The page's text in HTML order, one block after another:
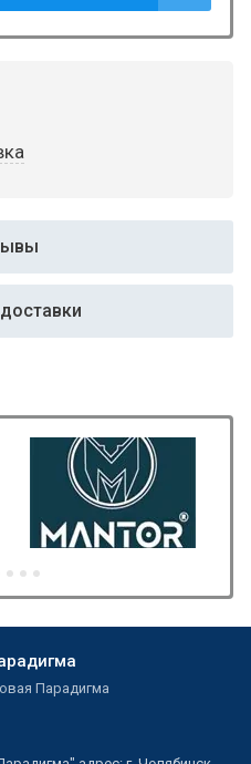
Парадигма